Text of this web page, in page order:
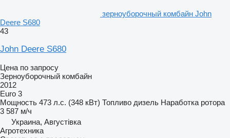
зерноуборочный комбайн John
Deere S680
43
John Deere S680
Цена по запросу
Зерноуборочный комбайн
2012
Euro 3
Мощность 473 л.с. (348 кВт) Топливо дизель Наработка ротора
3 587 м/ч
Украина, Августівка
Агротехника